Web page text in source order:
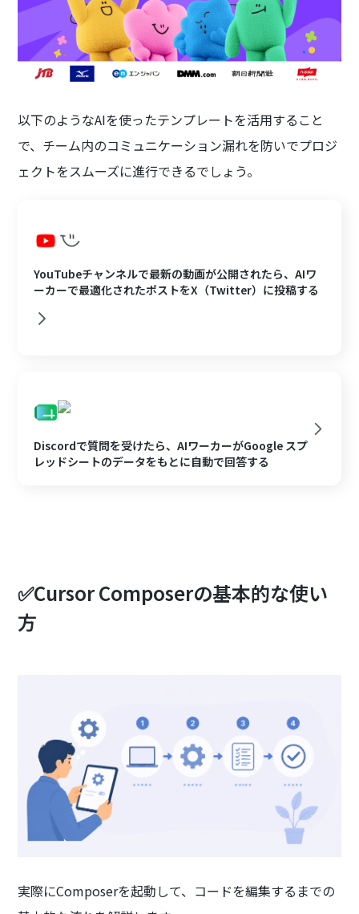
以下のようなAIを使ったテンプレートを活用すること
で、チーム内のコミュニケーション漏れを防いでプロジ
ェクトをスムーズに進行できるでしょう。
YouTubeチャンネルで最新の動画が公開されたら、AIワ
ーカーで最適化されたポストをX（Twitter）に投稿する
Discordで質問を受けたら、AIワーカーがGoogle スプ
レッドシートのデータをもとに自動で回答する
✅Cursor Composerの基本的な使い
方
実際にComposerを起動して、コードを編集するまでの